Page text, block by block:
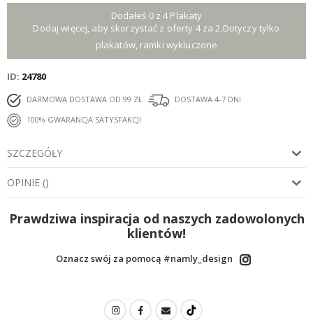
Dodałeś 0 z 4 Plakaty
Dodaj więcej, aby skorzystać z oferty 4 za 2.Dotyczy tylko
plakatów, ramki wykluczone
ID 24780
DARMOWA DOSTAWA OD 99 ZŁ
DOSTAWA 4-7 DNI
100% GWARANCJA SATYSFAKCJI
SZCZEGÓŁY
OPINIE ()
Prawdziwa inspiracja od naszych zadowolonych
klientów!
Oznacz swój za pomocą #namly_design